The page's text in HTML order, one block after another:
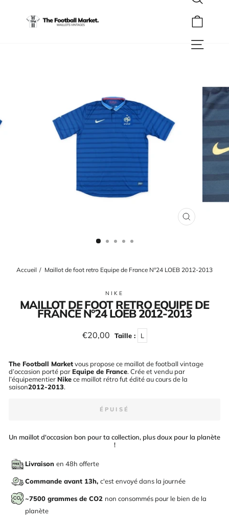
Rechercher
Navigation
FERMER
Accueil / Maillot de foot retro Equipe de France N°24 LOEB 2012-2013
NIKE
MAILLOT DE FOOT RETRO EQUIPE DE
FRANCE N°24 LOEB 2012-2013
Prix
régulier
€20,00 Taille : L
The Football Marketvous propose ce maillot de football vintage
d’occasion porté par Equipe de France. Crée et vendu par
l’équipementier Nikece maillot rétro fut édité au cours de la
saison2012-2013.
ÉPUISÉ
Un maillot d'occasion bon pour ta collection, plus doux pour la planète
!
Livraison en 48h offerte
Commande avant 13h, c'est envoyé dans la journée
~7500 grammes de CO2 non consommés pour le bien de la
planète